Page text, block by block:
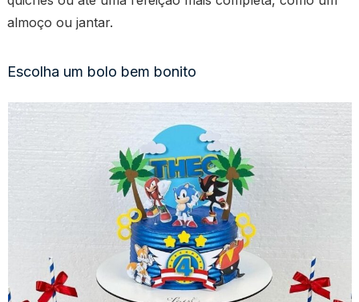
almoço ou jantar.
Escolha um bolo bem bonito